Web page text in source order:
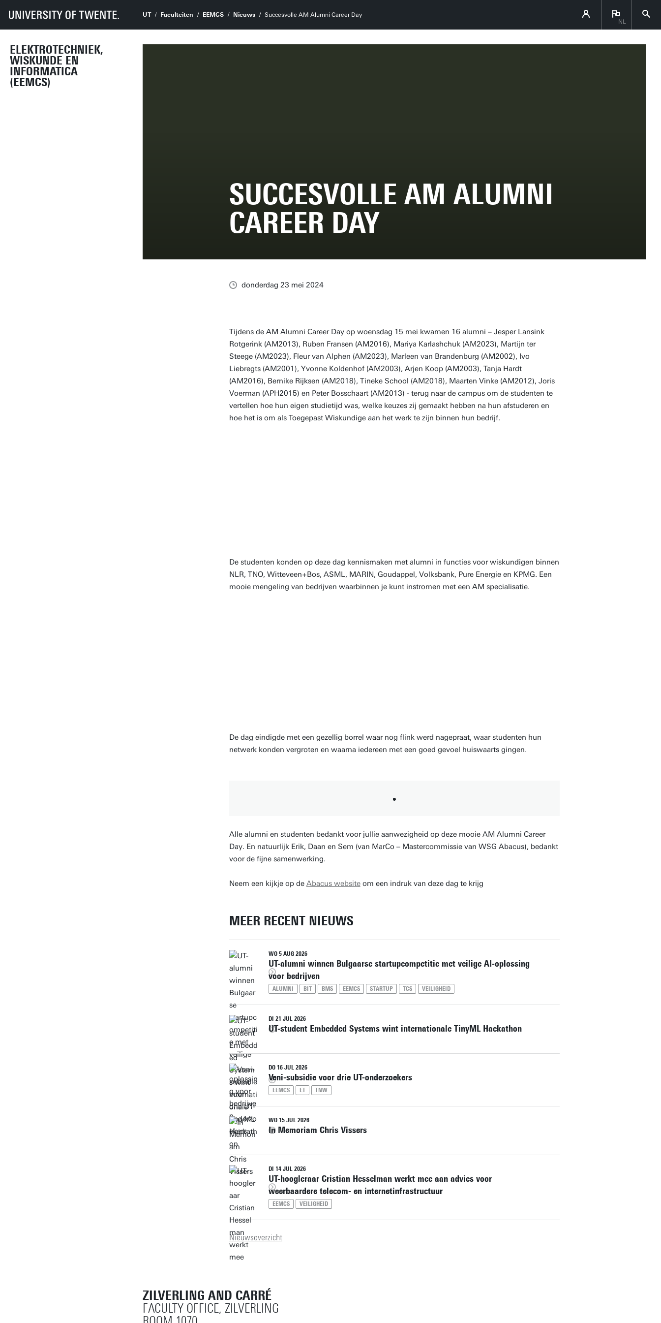
ELEKTROTECHNIEK,
WISKUNDE EN
INFORMATICA
(EEMCS)
UT Faculteiten EEMCS Nieuws
Succesvolle AM Alumni Career Day
NL
SUCCESVOLLE AM ALUMNI
CAREER DAY
donderdag 23 mei 2024
Tijdens de AM Alumni Career Day op woensdag 15 mei kwamen 16 alumni – Jesper Lansink
Rotgerink (AM2013), Ruben Fransen (AM2016), Mariya Karlashchuk (AM2023), Martijn ter
Steege (AM2023), Fleur van Alphen (AM2023), Marleen van Brandenburg (AM2002), Ivo
Liebregts (AM2001), Yvonne Koldenhof (AM2003), Arjen Koop (AM2003), Tanja Hardt
(AM2016), Bernike Rijksen (AM2018), Tineke School (AM2018), Maarten Vinke (AM2012), Joris
Voerman (APH2015) en Peter Bosschaart (AM2013) - terug naar de campus om de studenten te
vertellen hoe hun eigen studietijd was, welke keuzes zij gemaakt hebben na hun afstuderen en
hoe het is om als Toegepast Wiskundige aan het werk te zijn binnen hun bedrijf.
De studenten konden op deze dag kennismaken met alumni in functies voor wiskundigen binnen
NLR, TNO, Witteveen+Bos, ASML, MARIN, Goudappel, Volksbank, Pure Energie en KPMG. Een
mooie mengeling van bedrijven waarbinnen je kunt instromen met een AM specialisatie.
De dag eindigde met een gezellig borrel waar nog flink werd nagepraat, waar studenten hun
netwerk konden vergroten en waarna iedereen met een goed gevoel huiswaarts gingen.
Alle alumni en studenten bedankt voor jullie aanwezigheid op deze mooie AM Alumni Career
Day. En natuurlijk Erik, Daan en Sem (van MarCo – Mastercommissie van WSG Abacus), bedankt
voor de fijne samenwerking.
Neem een kijkje op de Abacus websiteom een indruk van deze dag te krijg
MEER RECENT NIEUWS
WO 5 AUG 2026
UT-alumni winnen Bulgaarse startupcompetitie met veilige AI-oplossing
voor bedrijven
ALUMNI BIT BMS EEMCS STARTUP TCS VEILIGHEID
DI 21 JUL 2026
UT-student Embedded Systems wint internationale TinyML Hackathon
DO 16 JUL 2026
Veni-subsidie voor drie UT-onderzoekers
EEMCS ET TNW
WO 15 JUL 2026
In Memoriam Chris Vissers
DI 14 JUL 2026
UT-hoogleraar Cristian Hesselman werkt mee aan advies voor
weerbaardere telecom- en internetinfrastructuur
EEMCS VEILIGHEID
Nieuwsoverzicht
ZILVERLING AND CARRÉ
FACULTY OFFICE, ZILVERLING